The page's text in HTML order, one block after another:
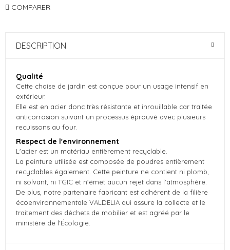
COMPARER
DESCRIPTION
Qualité
Cette chaise de jardin est conçue pour un usage intensif en
extérieur.
Elle est en acier donc très résistante et inrouillable car traitée
anticorrosion suivant un processus éprouvé avec plusieurs
recuissons au four.
Respect de l'environnement
L'acier est un matériau entièrement recyclable.
La peinture utilisée est composée de poudres entièrement
recyclables également. Cette peinture ne contient ni plomb,
ni solvant, ni TGIC et n'émet aucun rejet dans l'atmosphère.
De plus, notre partenaire fabricant est adhérent de la filière
écoenvironnementale VALDELIA qui assure la collecte et le
traitement des déchets de mobilier et est agréé par le
ministère de l'Écologie.